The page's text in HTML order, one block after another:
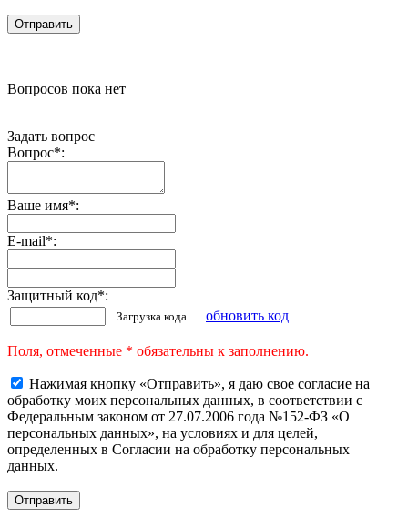
Вопросов пока нет
Задать вопрос
Вопрос*:
Ваше имя*:
E-mail*:
Защитный код*:
Загрузка кода... обновить код
Поля, отмеченные * обязательны к заполнению.
Нажимая кнопку «Отправить», я даю свое согласие на
обработку моих персональных данных, в соответствии с
Федеральным законом от 27.07.2006 года №152-ФЗ «О
персональных данных», на условиях и для целей,
определенных в Согласии на обработку персональных
данных.